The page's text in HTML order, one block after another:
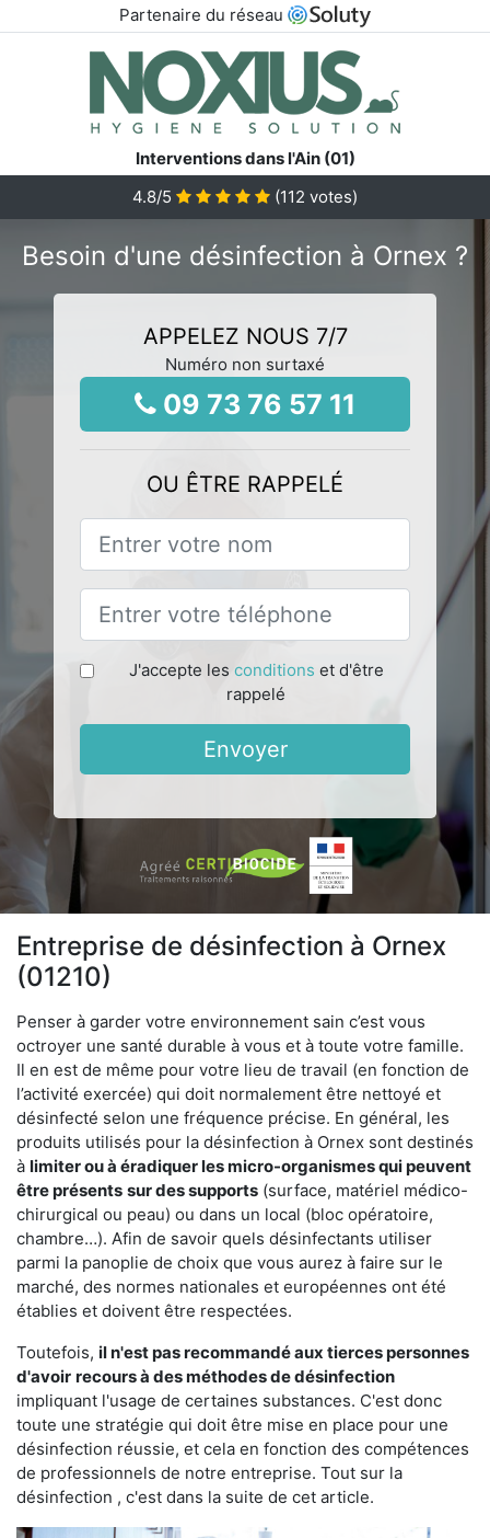
Partenaire du réseau
Interventions dans l'Ain (01)
4.8/5 (112 votes)
Besoin d'une désinfection à Ornex ?
APPELEZ NOUS 7/7
Numéro non surtaxé
09 73 76 57 11
OU ÊTRE RAPPELÉ
J'accepte les conditions et d'être
rappelé
Envoyer
Entreprise de désinfection à Ornex
(01210)
Penser à garder votre environnement sain c’est vous
octroyer une santé durable à vous et à toute votre famille.
Il en est de même pour votre lieu de travail (en fonction de
l’activité exercée) qui doit normalement être nettoyé et
désinfecté selon une fréquence précise. En général, les
produits utilisés pour la désinfection à Ornex sont destinés
à limiter ou à éradiquer les micro-organismes qui peuvent
être présents sur des supports (surface, matériel médico-
chirurgical ou peau) ou dans un local (bloc opératoire,
chambre…). Afin de savoir quels désinfectants utiliser
parmi la panoplie de choix que vous aurez à faire sur le
marché, des normes nationales et européennes ont été
établies et doivent être respectées.
Toutefois, il n'est pas recommandé aux tierces personnes
d'avoir recours à des méthodes de désinfection
impliquant l'usage de certaines substances. C'est donc
toute une stratégie qui doit être mise en place pour une
désinfection réussie, et cela en fonction des compétences
de professionnels de notre entreprise. Tout sur la
désinfection , c'est dans la suite de cet article.